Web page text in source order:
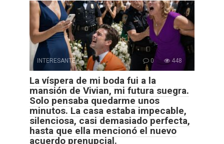
INTERESANTE 0 448
La víspera de mi boda fui a la
mansión de Vivian, mi futura suegra.
Solo pensaba quedarme unos
minutos. La casa estaba impecable,
silenciosa, casi demasiado perfecta,
hasta que ella mencionó el nuevo
acuerdo prenupcial.